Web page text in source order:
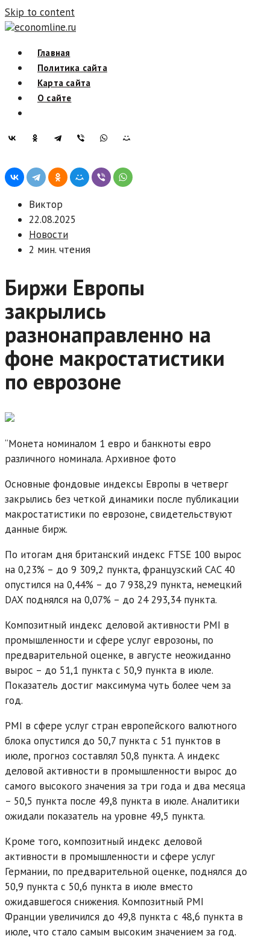
Skip to content
economline.ru
Главная
Политика сайта
Карта сайта
О сайте
Виктор
22.08.2025
Новости
2 мин. чтения
Биржи Европы
закрылись
разнонаправленно на
фоне макростатистики
по еврозоне
“Монета номиналом 1 евро и банкноты евро
различного номинала. Архивное фото
Основные фондовые индексы Европы в четверг
закрылись без четкой динамики после публикации
макростатистики по еврозоне, свидетельствуют
данные бирж.
По итогам дня британский индекс FTSE 100 вырос
на 0,23% – до 9 309,2 пункта, французский CAC 40
опустился на 0,44% – до 7 938,29 пункта, немецкий
DAX поднялся на 0,07% – до 24 293,34 пункта.
Композитный индекс деловой активности PMI в
промышленности и сфере услуг еврозоны, по
предварительной оценке, в августе неожиданно
вырос – до 51,1 пункта с 50,9 пункта в июле.
Показатель достиг максимума чуть более чем за
год.
PMI в сфере услуг стран европейского валютного
блока опустился до 50,7 пункта с 51 пунктов в
июле, прогноз составлял 50,8 пункта. А индекс
деловой активности в промышленности вырос до
самого высокого значения за три года и два месяца
– 50,5 пункта после 49,8 пункта в июле. Аналитики
ожидали показатель на уровне 49,5 пункта.
Кроме того, композитный индекс деловой
активности в промышленности и сфере услуг
Германии, по предварительной оценке, поднялся до
50,9 пункта с 50,6 пункта в июле вместо
ожидавшегося снижения. Композитный PMI
Франции увеличился до 49,8 пункта с 48,6 пункта в
июле, что стало самым высоким значением за год.